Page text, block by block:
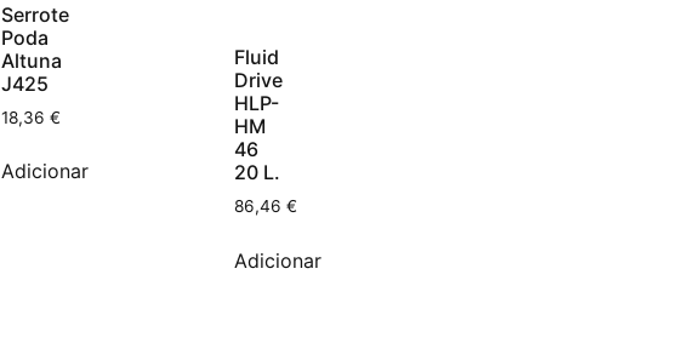
Serrote
Poda
Altuna
J425
18,36 €
Adicionar
Fluid
Drive
HLP-
HM
46
20 L.
86,46 €
Adicionar